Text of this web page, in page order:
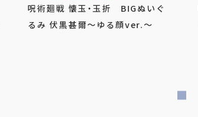
呪術廻戦 懐玉・玉折 BIGぬいぐ
るみ 伏黒甚爾～ゆる顔ver.～